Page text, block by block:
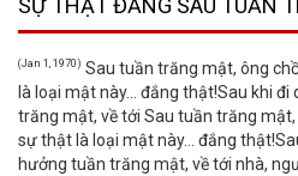
SỰ THẬT ĐẮNG SAU TUẦN
(Jan 1, 1970) Sau tuần trăng mật, ông
là loại mật này… đắng thật!Sau khi đi
trăng mật, về tới Sau tuần trăng
sự thật là loại mật này… đắng
hưởng tuần trăng mật, về tới nhà,